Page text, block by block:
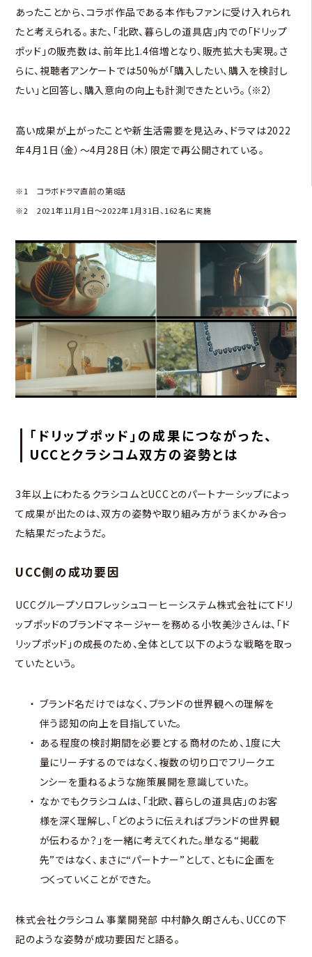
あったことから、コラボ作品である本作もファンに受け入れられ
たと考えられる。また、「北欧、暮らしの道具店」内での「ドリップ
ポッド」の販売数は、前年比1.4倍増となり、販売拡大も実現。さ
らに、視聴者アンケートでは50%が「購入したい、購入を検討し
たい」と回答し、購入意向の向上も計測できたという。（※2）
高い成果が上がったことや新生活需要を見込み、ドラマは2022
年4月1日（金）〜4月28日（木）限定で再公開されている。
※1 コラボドラマ直前の第8話
※2 2021年11月1日〜2022年1月31日、162名に実施
「ドリップポッド」の成果につながった、
UCCとクラシコム双方の姿勢とは
3年以上にわたるクラシコムとUCCとのパートナーシップによっ
て成果が出たのは、双方の姿勢や取り組み方がうまくかみ合っ
た結果だったようだ。
UCC側の成功要因
UCCグループソロフレッシュコーヒーシステム株式会社にてドリ
ップポッドのブランドマネージャーを務める小牧美沙さんは、「ド
リップポッド」の成長のため、全体として以下のような戦略を取っ
ていたという。
ブランド名だけではなく、ブランドの世界観への理解を
伴う認知の向上を目指していた。
ある程度の検討期間を必要とする商材のため、1度に大
量にリーチするのではなく、複数の切り口でフリークエ
ンシーを重ねるような施策展開を意識していた。
なかでもクラシコムは、「北欧、暮らしの道具店」のお客
様を深く理解し、「どのように伝えればブランドの世界観
が伝わるか？」を一緒に考えてくれた。単なる“掲載
先”ではなく、まさに“パートナー”として、ともに企画を
つくっていくことができた。
株式会社クラシコム 事業開発部 中村静久朗さんも、UCCの下
記のような姿勢が成功要因だと語る。